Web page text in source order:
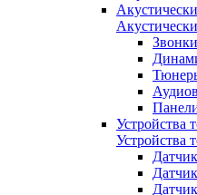
Устройства
Устройства